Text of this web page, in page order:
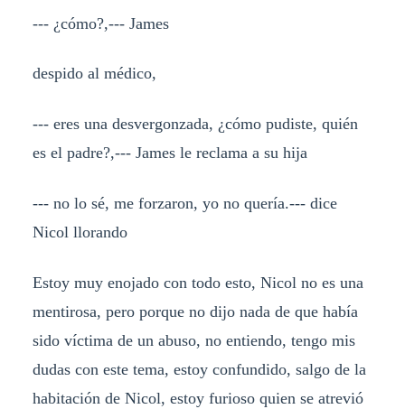
--- ¿cómo?,--- James
despido al médico,
--- eres una desvergonzada, ¿cómo pudiste, quién
es el padre?,--- James le reclama a su hija
--- no lo sé, me forzaron, yo no quería.--- dice
Nicol llorando
Estoy muy enojado con todo esto, Nicol no es una
mentirosa, pero porque no dijo nada de que había
sido víctima de un abuso, no entiendo, tengo mis
dudas con este tema, estoy confundido, salgo de la
habitación de Nicol, estoy furioso quien se atrevió